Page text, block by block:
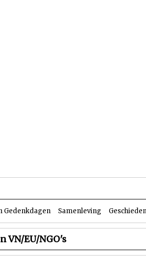
Gedenkdagen Samenleving
VN/EU/NGO's